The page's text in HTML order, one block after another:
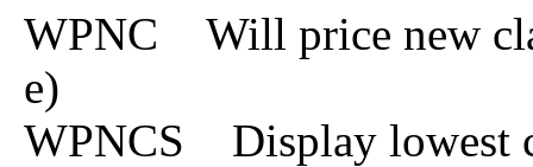
WPNC Will price new
e)
WPNCS Display lowest